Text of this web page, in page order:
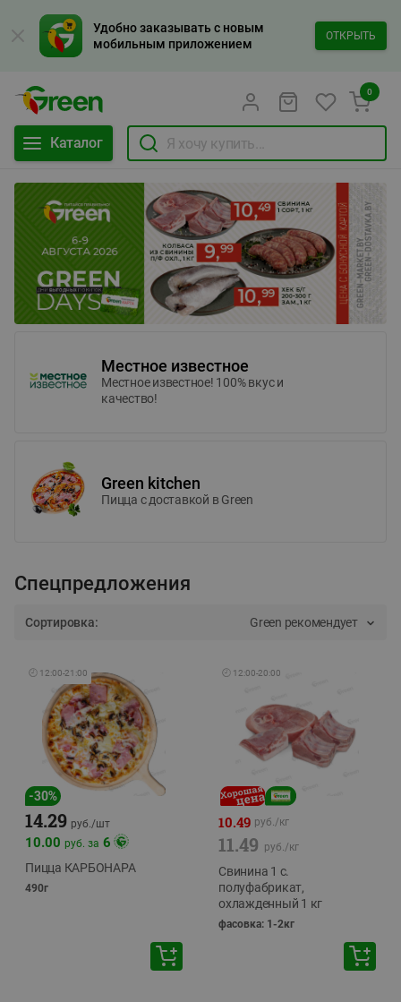
Удобно заказывать с новым
мобильным приложением
ОТКРЫТЬ
Каталог
0
Местное известное
Местное известное! 100% вкус и
качество!
Green kitchen
Пицца c доставкой в Green
Спецпредложения
Сортировка: Green рекомендует
🕘 12:00-21:00
-30%
14.29 руб./шт
10.00 руб. за 6
Пицца КАРБОНАРА
490г
🕘 12:00-20:00
10.49 руб./кг
11.49 руб./кг
Свинина 1 с.
полуфабрикат,
охлажденный 1 кг
фасовка: 1-2кг